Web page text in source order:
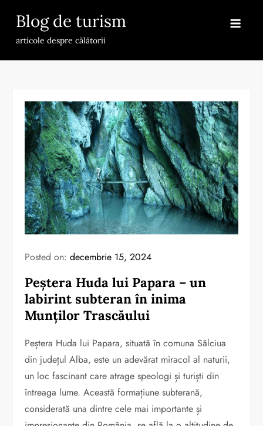
content
Blog de turism
articole despre călătorii
Posted on:decembrie 15, 2024
Peștera Huda lui Papara – un
labirint subteran în inima
Munților Trascăului
Peștera Huda lui Papara, situată în comuna Sălciua
din județul Alba, este un adevărat miracol al naturii,
un loc fascinant care atrage speologi și turiști din
întreaga lume. Această formațiune subterană,
considerată una dintre cele mai importante și